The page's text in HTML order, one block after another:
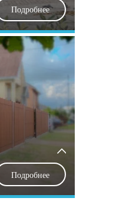
Подробнее
Подробнее